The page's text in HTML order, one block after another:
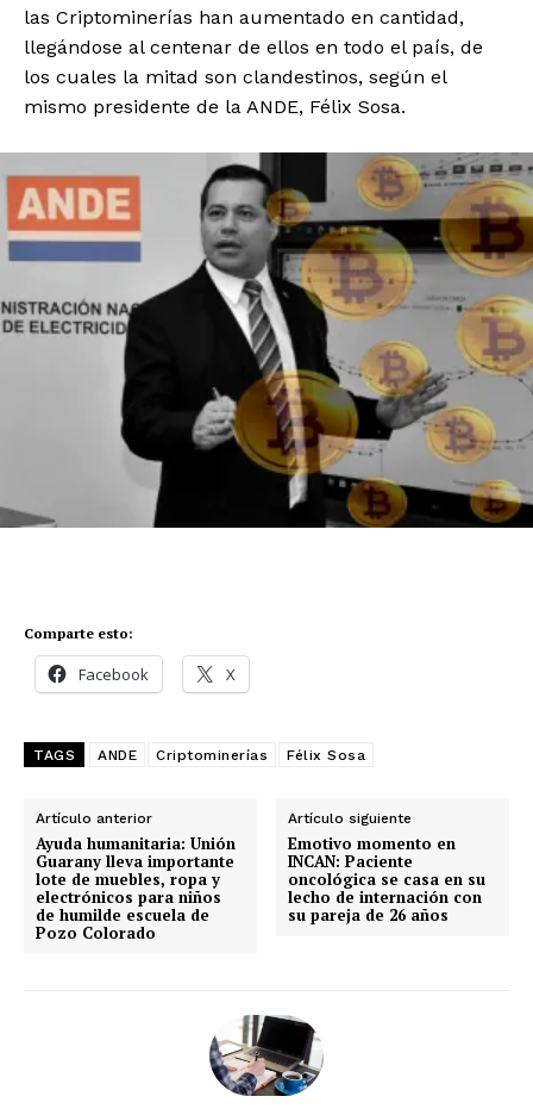
las Criptominerías han aumentado en cantidad,
llegándose al centenar de ellos en todo el país, de
los cuales la mitad son clandestinos, según el
mismo presidente de la ANDE, Félix Sosa.
Comparte esto:
Facebook X
TAGS ANDE Criptominerías Félix Sosa
Artículo anterior
Ayuda humanitaria: Unión
Guarany lleva importante
lote de muebles, ropa y
electrónicos para niños
de humilde escuela de
Pozo Colorado
Artículo siguiente
Emotivo momento en
INCAN: Paciente
oncológica se casa en su
lecho de internación con
su pareja de 26 años